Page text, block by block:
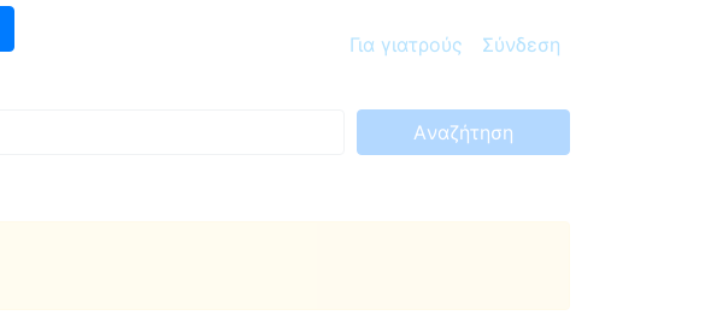
Για γιατρούς Σύνδεση
Aναζήτηση